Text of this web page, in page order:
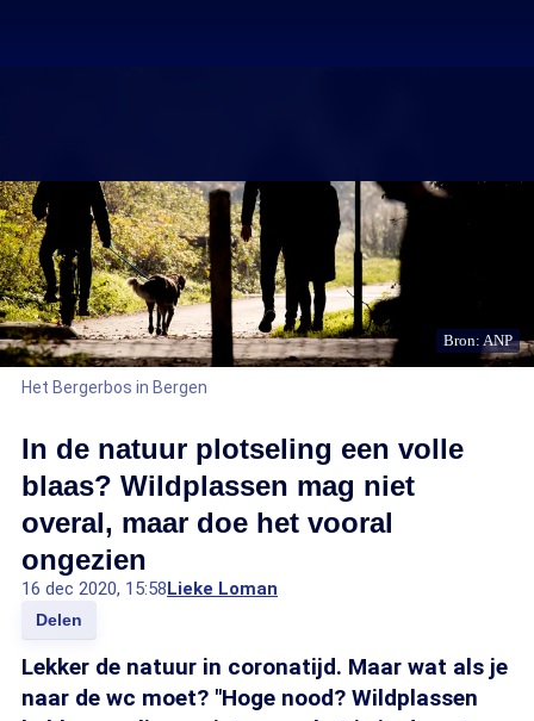
Bron: ANP
Het Bergerbos in Bergen
In de natuur plotseling een volle
blaas? Wildplassen mag niet
overal, maar doe het vooral
ongezien
16 dec 2020, 15:58Lieke Loman
Delen
Lekker de natuur in coronatijd. Maar wat als je
naar de wc moet? "Hoge nood? Wildplassen